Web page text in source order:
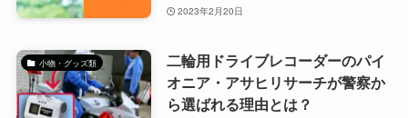
2023年2月20日
小物・グッズ類
二輪用ドライブレコーダーのパイ
オニア・アサヒリサーチが警察か
ら選ばれる理由とは？